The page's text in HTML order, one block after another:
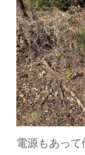
電源もあっ